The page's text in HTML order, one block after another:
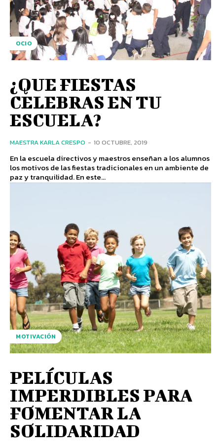
OCIO
¿QUE FIESTAS
CELEBRAS EN TU
ESCUELA?
MAESTRA KARLA CRESPO - 10 OCTUBRE, 2019
En la escuela directivos y maestros enseñan a los alumnos
los motivos de las fiestas tradicionales en un ambiente de
paz y tranquilidad. En este...
MOTIVACIÓN
PELÍCULAS
IMPERDIBLES PARA
FOMENTAR LA
SOLIDARIDAD